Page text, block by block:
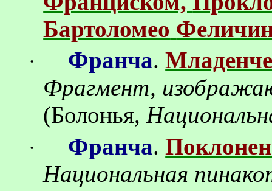
Бартоломео
· Франча.
Фрагмент,
(Болонья,
· Франча.
Национальная